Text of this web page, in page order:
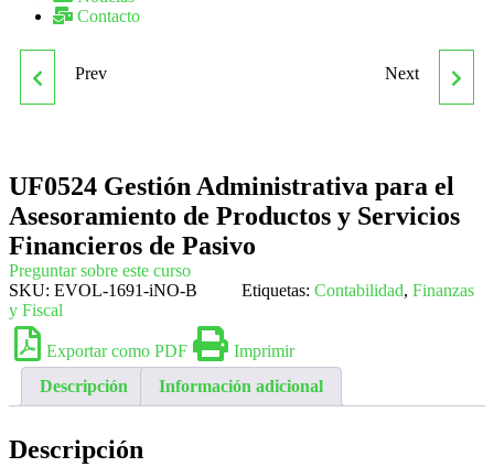
Contacto
UF0523 GESTIÓN DE LA
CONSTITUCIÓN Y DE
CONTRATACIÓN DE LA
EMPRESA
Prev
LOS ELEMENTOS Y
EQUIPOS BÁSICOS DE
INSTALACIONES DE
TELECOMUNICACIÓN
EN EDIFICIOS
Next
UF0524 Gestión Administrativa para el
Asesoramiento de Productos y Servicios
Financieros de Pasivo
Preguntar sobre este curso
SKU: EVOL-1691-iNO-B Etiquetas: Contabilidad, Finanzas
y Fiscal
Exportar como PDF
Imprimir
Descripción
Información adicional
Descripción